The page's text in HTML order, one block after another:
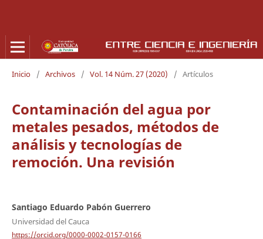
Inicio / Archivos / Vol. 14 Núm. 27 (2020) / Artículos
Contaminación del agua por
metales pesados, métodos de
análisis y tecnologías de
remoción. Una revisión
Santiago Eduardo Pabón Guerrero
Universidad del Cauca
https://orcid.org/0000-0002-0157-0166